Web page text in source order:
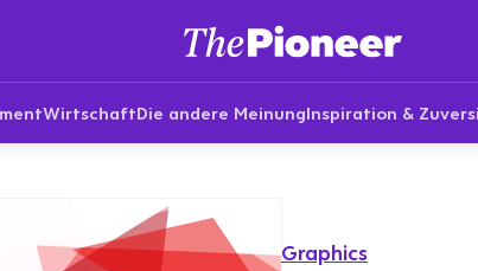
WirtschaftDie andere MeinungInspiration &
Graphics